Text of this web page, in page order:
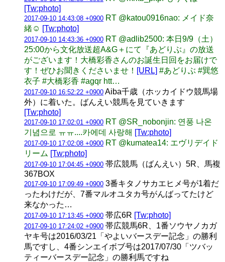
[Tw:photo]
2017-09-10 14:43:08 +0900 RT @katou0916nao: メイド奈
緒☺️ [Tw:photo]
2017-09-10 14:43:36 +0900 RT @adlib2500: 本日9/9（土）
25:00から文化放送超A&G＋にて『あどりぶ』の放送
がございます！大橋彩香さんのお誕生日回をお届けで
す！ぜひお聞きくださいませ！ [URL] #あどりぶ #巽悠
衣子 #大橋彩香 #agqr htt…
2017-09-10 16:52:22 +0900 Aiba千歳（ホッカイドウ競馬場
外）に着いた。ばんえい競馬を見ていきます
[Tw:photo]
2017-09-10 17:02:01 +0900 RT @SR_nobonjin: 연풍 나온
기념으로 ㅠㅠ....카에데 사랑해 [Tw:photo]
2017-09-10 17:02:08 +0900 RT @kumatea14: エヴリデイド
リーム [Tw:photo]
2017-09-10 17:04:45 +0900 帯広競馬（ばんえい）5R、馬複
367BOX
2017-09-10 17:09:49 +0900 3番キタノサカエヒメ号が1着だ
ったわけだが、7番マルオユタカ号がんばってたけど
来なかった…
2017-09-10 17:13:45 +0900 帯広6R [Tw:photo]
2017-09-10 17:24:02 +0900 帯広競馬6R、1番ソウヤノカガ
ヤキ号は2016/03/21「やよいバースデー記念」の勝利
馬ですし、4番シンエイボブ号は2017/07/30「ツバッ
ティーバースデー記念」の勝利馬ですね